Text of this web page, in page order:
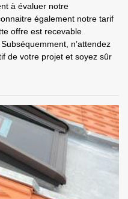
à évaluer notre
également notre tarif
offre est recevable
n’attendez
de votre projet et soyez sûr